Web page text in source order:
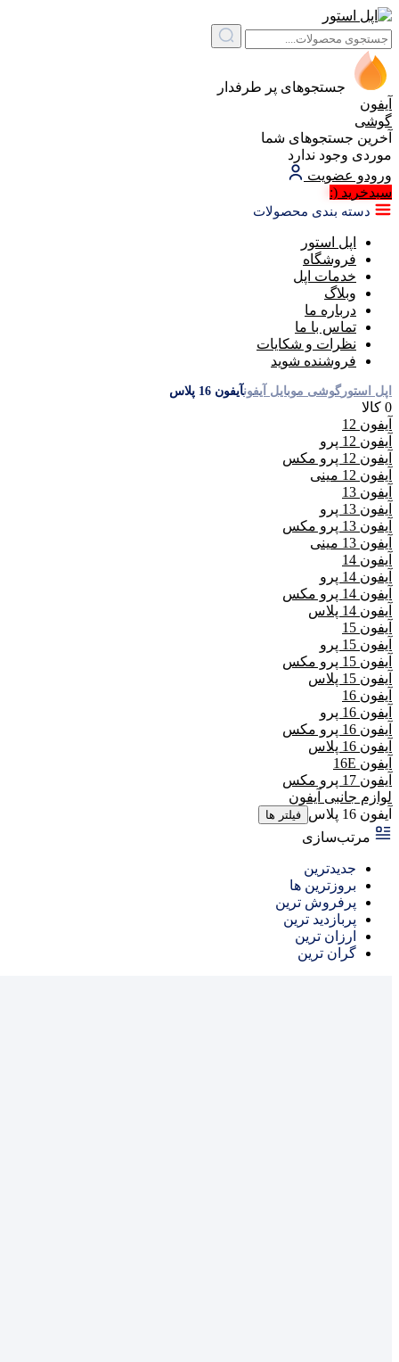
جستجوهای پر طرفدار
آیفون
گوشی
آخرین جستجوهای شما
موردی وجود ندارد
ورودو عضویت
سبد‌خرید (:
دسته بندی محصولات
اپل استور
فروشگاه
خدمات اپل
وبلاگ
درباره ما
تماس با ما
نظرات و شکایات
فروشنده شوید
اپل استور گوشی موبایل آیفونآیفون 16 پلاس
0 کالا
آیفون 12
آیفون 12 پرو
آیفون 12 پرو مکس
آیفون 12 مینی
آیفون 13
آیفون 13 پرو
آیفون 13 پرو مکس
آیفون 13 مینی
آیفون 14
آیفون 14 پرو
آیفون 14 پرو مکس
آیفون 14 پلاس
آیفون 15
آیفون 15 پرو
آیفون 15 پرو مکس
آیفون 15 پلاس
آیفون 16
آیفون 16 پرو
آیفون 16 پرو مکس
آیفون 16 پلاس
آیفون 16E
آیفون 17 پرو مکس
لوازم جانبی آیفون
آیفون 16 پلاس
فیلتر ها
مرتب‌سازی
جدیدترین
بروزترین ها
پرفروش ترین
پربازدید ترین
ارزان ترین
گران ترین
گفتگو با غرفه‌دار
در حال اتصال...